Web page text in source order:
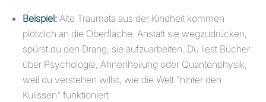
Beispiel: Alte Traumata aus der Kindheit kommen
plötzlich an die Oberfläche. Anstatt sie wegzudrücken,
spürst du den Drang, sie aufzuarbeiten. Du liest Bücher
über Psychologie, Ahnenheilung oder Quantenphysik,
weil du verstehen willst, wie die Welt "hinter den
Kulissen" funktioniert.